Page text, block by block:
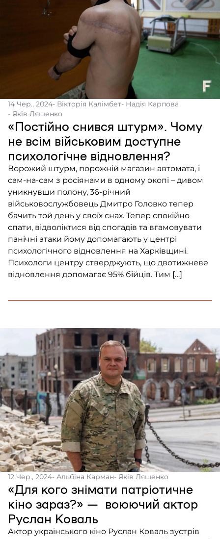
14 Чер., 2024- Вікторія Калімбет- Надія Карпова
- Яків Ляшенко
«Постійно снився штурм». Чому
не всім військовим доступне
психологічне відновлення?
Ворожий штурм, порожній магазин автомата, і
сам-на-сам з росіянами в одному окопі – дивом
уникнувши полону, 36-річний
військовослужбовець Дмитро Головко тепер
бачить той день у своїх снах. Тепер спокійно
спати, відволіктися від спогадів та вгамовувати
панічні атаки йому допомагають у центрі
психологічного відновлення на Харківщині.
Психологи центру стверджують, що двотижневе
відновлення допомагає 95% бійців. Тим […]
12 Чер., 2024- Альбіна Карман- Яків Ляшенко
«Для кого знімати патріотичне
кіно зараз?» — воюючий актор
Руслан Коваль
Актор українського кіно Руслан Коваль зустрів